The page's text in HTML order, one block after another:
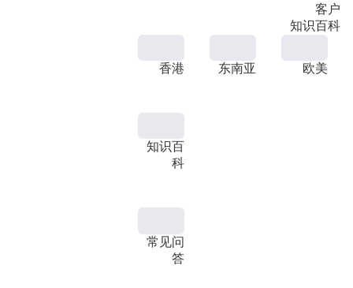
客户
知识百科
香港 东南亚 欧美
知识百
科
常见问
答